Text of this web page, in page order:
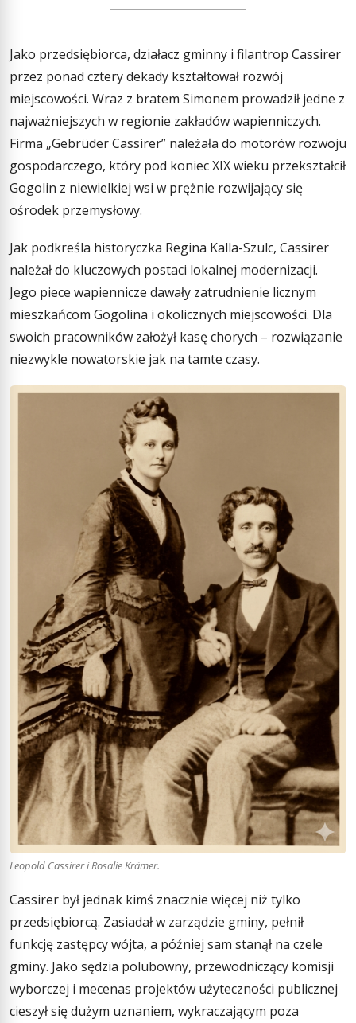
Jako przedsiębiorca, działacz gminny i filantrop Cassirer
przez ponad cztery dekady kształtował rozwój
miejscowości. Wraz z bratem Simonem prowadził jedne z
najważniejszych w regionie zakładów wapienniczych.
Firma „Gebrüder Cassirer” należała do motorów rozwoju
gospodarczego, który pod koniec XIX wieku przekształcił
Gogolin z niewielkiej wsi w prężnie rozwijający się
ośrodek przemysłowy.
Jak podkreśla historyczka Regina Kalla-Szulc, Cassirer
należał do kluczowych postaci lokalnej modernizacji.
Jego piece wapiennicze dawały zatrudnienie licznym
mieszkańcom Gogolina i okolicznych miejscowości. Dla
swoich pracowników założył kasę chorych – rozwiązanie
niezwykle nowatorskie jak na tamte czasy.
Leopold Cassirer i Rosalie Krämer.
Cassirer był jednak kimś znacznie więcej niż tylko
przedsiębiorcą. Zasiadał w zarządzie gminy, pełnił
funkcję zastępcy wójta, a później sam stanął na czele
gminy. Jako sędzia polubowny, przewodniczący komisji
wyborczej i mecenas projektów użyteczności publicznej
cieszył się dużym uznaniem, wykraczającym poza